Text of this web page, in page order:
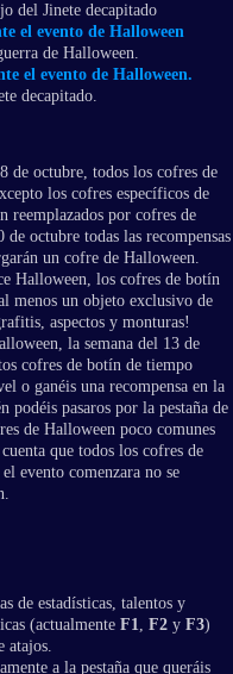
del Jinete decapitado
el evento de Halloween
de Halloween.
el evento de Halloween.
decapitado.
de octubre, todos los cofres de
los cofres específicos de
reemplazados por cofres de
octubre todas las recompensas
un cofre de Halloween.
Halloween, los cofres de botín
menos un objeto exclusivo de
aspectos y monturas!
la semana del 13 de
cofres de botín de tiempo
o ganéis una recompensa en la
podéis pasaros por la pestaña de
de Halloween poco comunes
que todos los cofres de
evento comenzara no se
de estadísticas, talentos y
(actualmente F1 F2 y F3)
atajos.
a la pestaña que queráis